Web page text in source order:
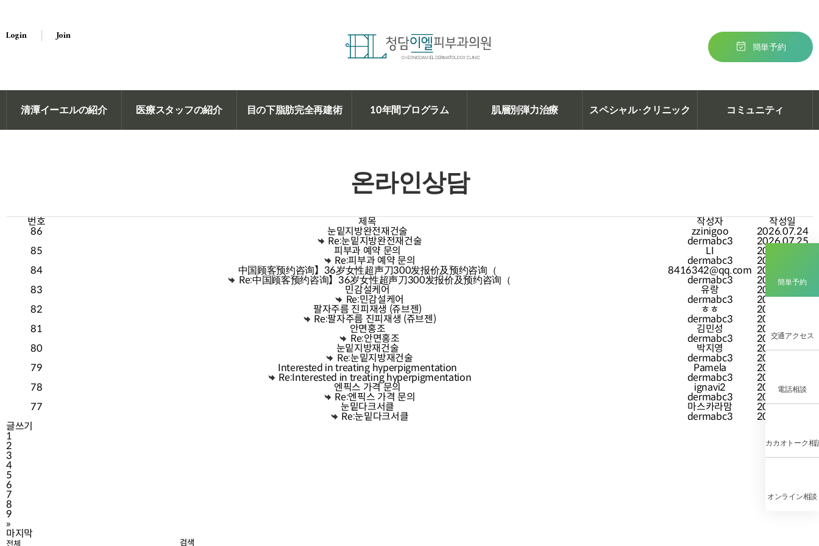
Login Join
簡単予約
清潭イーエルの紹介 医療スタッフの紹介 目の下脂肪完全再建術 10年間プログラム 肌層別弾力治療 スペシャル·クリニック コミュニティ
온라인상담
번호 제목 작성자 작성일
86 눈밑지방완전재건술 zzinigoo 2026.07.24
Re:눈밑지방완전재건술 dermabc3 2026.07.25
85 피부과 예약 문의 LI 2026.07.18
Re:피부과 예약 문의 dermabc3 2026.07.25
84 中国顾客预约咨询】36岁女性超声刀300发报价及预约咨询（ 8416342@qq.com 2026.07.06
Re:中国顾客预约咨询】36岁女性超声刀300发报价及预约咨询（ dermabc3 2026.07.06
83 민감설케어 유랑 2026.05.11
Re:민감설케어 dermabc3 2026.05.12
82 팔자주름 진피재생 (쥬브젠) ㅎㅎ 2026.04.21
Re:팔자주름 진피재생 (쥬브젠) dermabc3 2026.04.23
81 안면홍조 김민성 2026.04.15
Re:안면홍조 dermabc3 2026.04.23
80 눈밑지방재건술 박지영 2026.03.19
Re:눈밑지방재건술 dermabc3 2026.04.23
79 Interested in treating hyperpigmentation Pamela 2026.03.15
Re:Interested in treating hyperpigmentation dermabc3 2026.04.23
78 엔픽스 가격 문의 ignavi2 2026.03.07
Re:엔픽스 가격 문의 dermabc3 2026.04.08
77 눈밑다크서클 마스카라맘 2026.02.11
Re:눈밑다크서클 dermabc3 2026.04.08
글쓰기
1
2
3
4
5
6
7
8
9
»
마지막
검색
簡単予約
交通アクセス
電話相談
カカオトーク相
オンライン相談